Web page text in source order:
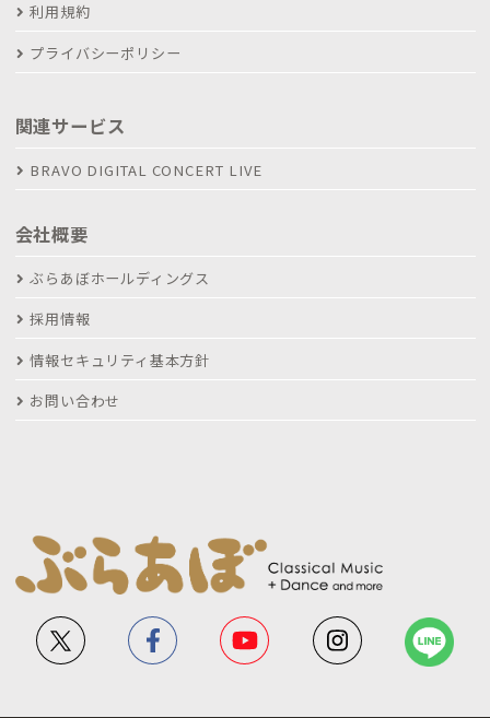
利用規約
プライバシーポリシー
関連サービス
BRAVO DIGITAL CONCERT LIVE
会社概要
ぶらあぼホールディングス
採用情報
情報セキュリティ基本方針
お問い合わせ